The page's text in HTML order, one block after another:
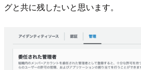
グと共に残したいと思います。